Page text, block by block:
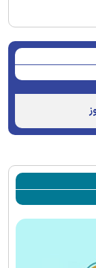
The media
server or